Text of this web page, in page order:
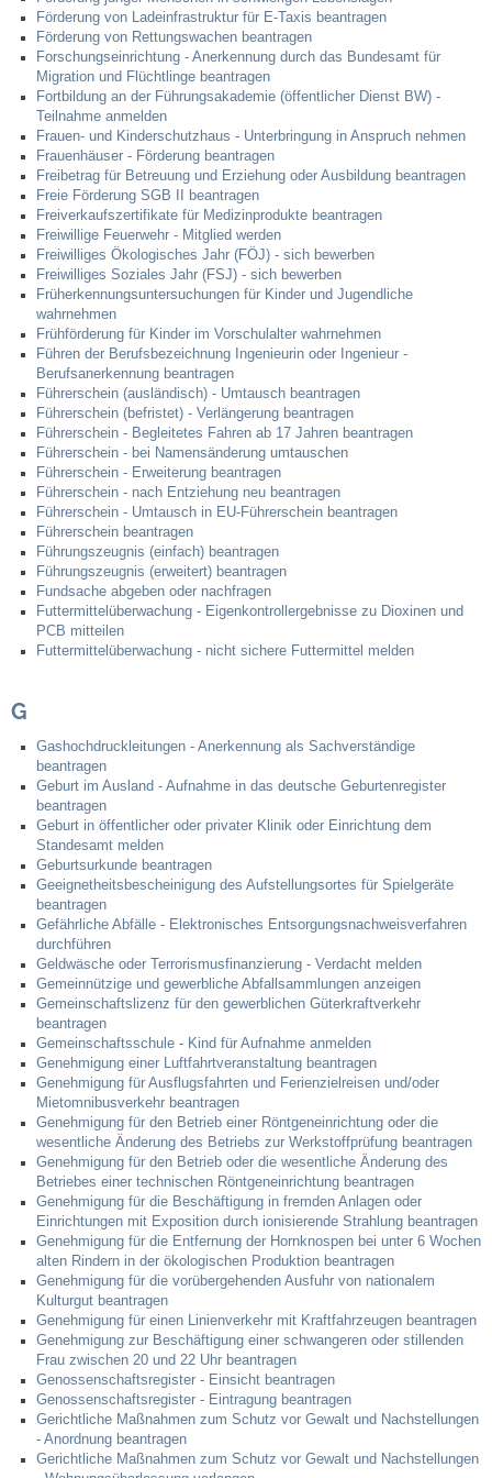
Förderung von Ladeinfrastruktur für E-Taxis beantragen
Förderung von Rettungswachen beantragen
Forschungseinrichtung - Anerkennung durch das Bundesamt für
Migration und Flüchtlinge beantragen
Fortbildung an der Führungsakademie (öffentlicher Dienst BW) -
Teilnahme anmelden
Frauen- und Kinderschutzhaus - Unterbringung in Anspruch nehmen
Frauenhäuser - Förderung beantragen
Freibetrag für Betreuung und Erziehung oder Ausbildung beantragen
Freie Förderung SGB II beantragen
Freiverkaufszertifikate für Medizinprodukte beantragen
Freiwillige Feuerwehr - Mitglied werden
Freiwilliges Ökologisches Jahr (FÖJ) - sich bewerben
Freiwilliges Soziales Jahr (FSJ) - sich bewerben
Früherkennungsuntersuchungen für Kinder und Jugendliche
wahrnehmen
Frühförderung für Kinder im Vorschulalter wahrnehmen
Führen der Berufsbezeichnung Ingenieurin oder Ingenieur -
Berufsanerkennung beantragen
Führerschein (ausländisch) - Umtausch beantragen
Führerschein (befristet) - Verlängerung beantragen
Führerschein - Begleitetes Fahren ab 17 Jahren beantragen
Führerschein - bei Namensänderung umtauschen
Führerschein - Erweiterung beantragen
Führerschein - nach Entziehung neu beantragen
Führerschein - Umtausch in EU-Führerschein beantragen
Führerschein beantragen
Führungszeugnis (einfach) beantragen
Führungszeugnis (erweitert) beantragen
Fundsache abgeben oder nachfragen
Futtermittelüberwachung - Eigenkontrollergebnisse zu Dioxinen und
PCB mitteilen
Futtermittelüberwachung - nicht sichere Futtermittel melden
G
Gashochdruckleitungen - Anerkennung als Sachverständige
beantragen
Geburt im Ausland - Aufnahme in das deutsche Geburtenregister
beantragen
Geburt in öffentlicher oder privater Klinik oder Einrichtung dem
Standesamt melden
Geburtsurkunde beantragen
Geeignetheitsbescheinigung des Aufstellungsortes für Spielgeräte
beantragen
Gefährliche Abfälle - Elektronisches Entsorgungsnachweisverfahren
durchführen
Geldwäsche oder Terrorismusfinanzierung - Verdacht melden
Gemeinnützige und gewerbliche Abfallsammlungen anzeigen
Gemeinschaftslizenz für den gewerblichen Güterkraftverkehr
beantragen
Gemeinschaftsschule - Kind für Aufnahme anmelden
Genehmigung einer Luftfahrtveranstaltung beantragen
Genehmigung für Ausflugsfahrten und Ferienzielreisen und/oder
Mietomnibusverkehr beantragen
Genehmigung für den Betrieb einer Röntgeneinrichtung oder die
wesentliche Änderung des Betriebs zur Werkstoffprüfung beantragen
Genehmigung für den Betrieb oder die wesentliche Änderung des
Betriebes einer technischen Röntgeneinrichtung beantragen
Genehmigung für die Beschäftigung in fremden Anlagen oder
Einrichtungen mit Exposition durch ionisierende Strahlung beantragen
Genehmigung für die Entfernung der Hornknospen bei unter 6 Wochen
alten Rindern in der ökologischen Produktion beantragen
Genehmigung für die vorübergehenden Ausfuhr von nationalem
Kulturgut beantragen
Genehmigung für einen Linienverkehr mit Kraftfahrzeugen beantragen
Genehmigung zur Beschäftigung einer schwangeren oder stillenden
Frau zwischen 20 und 22 Uhr beantragen
Genossenschaftsregister - Einsicht beantragen
Genossenschaftsregister - Eintragung beantragen
Gerichtliche Maßnahmen zum Schutz vor Gewalt und Nachstellungen
- Anordnung beantragen
Gerichtliche Maßnahmen zum Schutz vor Gewalt und Nachstellungen